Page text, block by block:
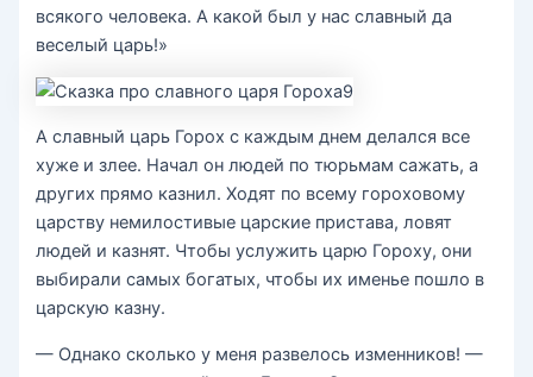
всякого человека. А какой был у нас славный да
веселый царь!»
А славный царь Горох с каждым днем делался все
хуже и злее. Начал он людей по тюрьмам сажать, а
других прямо казнил. Ходят по всему гороховому
царству немилостивые царские пристава, ловят
людей и казнят. Чтобы услужить царю Гороху, они
выбирали самых богатых, чтобы их именье пошло в
царскую казну.
— Однако сколько у меня развелось изменников! —